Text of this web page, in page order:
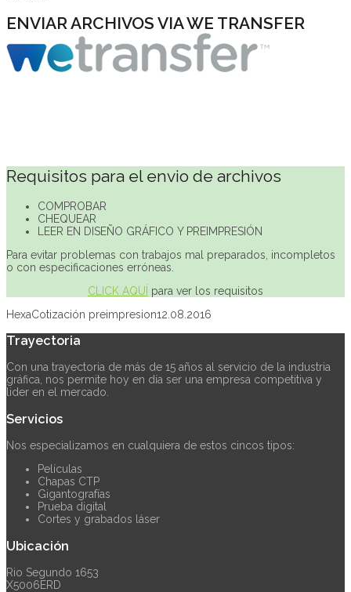
ENVIAR ARCHIVOS VIA WE TRANSFER
Requisitos para el envio de archivos
COMPROBAR
CHEQUEAR
LEER EN DISEÑO GRÁFICO Y PREIMPRESIÓN
Para evitar problemas con trabajos mal preparados, incompletos
o con especificaciones erróneas.
CLICK AQUÍ para ver los requisitos
HexaCotización preimpresion12.08.2016
Trayectoria
Con una trayectoria de más de 15 años al servicio de la industria
gráfica, nos permite hoy en día ser una empresa competitiva y
lider en el mercado.
Servicios
Nos especializamos en cualquiera de estos cincos tipos:
Películas
Chapas CTP
Gigantografías
Prueba digital
Cortes y grabados láser
Ubicación
Rio Segundo 1653
X5006ERD